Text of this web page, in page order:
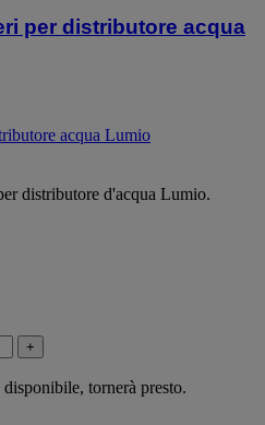
per distributore acqua
acqua Lumio
distributore d'acqua Lumio.
+
tornerà presto.